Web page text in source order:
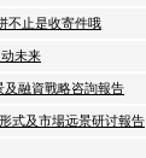
不止是收寄件哦
未来
及融資戰略咨詢報告
式及市場远景研讨報告